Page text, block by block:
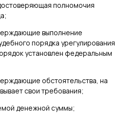
полномочия
выполнение
порядка урегулирования
установлен федеральным
обстоятельства, на
свои требования;
денежной суммы;